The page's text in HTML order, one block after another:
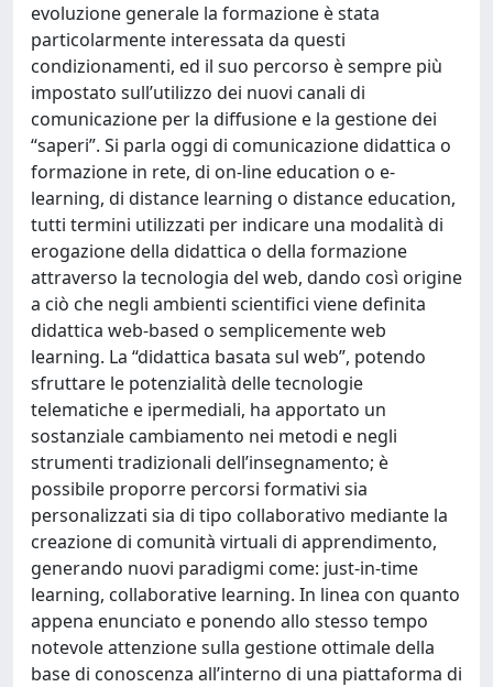
evoluzione generale la formazione è stata
particolarmente interessata da questi
condizionamenti, ed il suo percorso è sempre più
impostato sull’utilizzo dei nuovi canali di
comunicazione per la diffusione e la gestione dei
“saperi”. Si parla oggi di comunicazione didattica o
formazione in rete, di on-line education o e-
learning, di distance learning o distance education,
tutti termini utilizzati per indicare una modalità di
erogazione della didattica o della formazione
attraverso la tecnologia del web, dando così origine
a ciò che negli ambienti scientifici viene definita
didattica web-based o semplicemente web
learning. La “didattica basata sul web”, potendo
sfruttare le potenzialità delle tecnologie
telematiche e ipermediali, ha apportato un
sostanziale cambiamento nei metodi e negli
strumenti tradizionali dell’insegnamento; è
possibile proporre percorsi formativi sia
personalizzati sia di tipo collaborativo mediante la
creazione di comunità virtuali di apprendimento,
generando nuovi paradigmi come: just-in-time
learning, collaborative learning. In linea con quanto
appena enunciato e ponendo allo stesso tempo
notevole attenzione sulla gestione ottimale della
base di conoscenza all’interno di una piattaforma di